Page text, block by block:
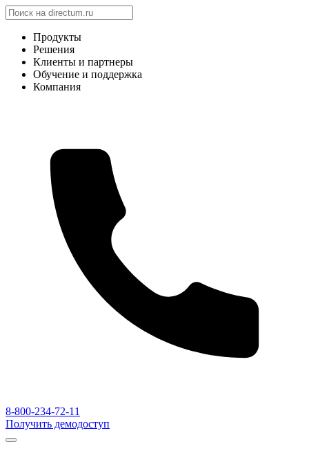
Продукты
Решения
Клиенты и партнеры
Обучение и поддержка
Компания
8-800-234-72-11
Получить демодоступ